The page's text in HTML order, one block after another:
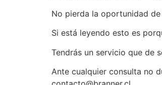
No pierda la oportunidad
Si está leyendo esto es
Tendrás un servicio que de
Ante cualquier consulta no